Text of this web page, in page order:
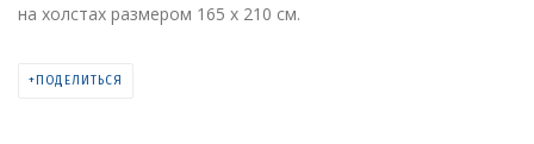
на холстах размером 165 x 210 см.
ПОДЕЛИТЬСЯ